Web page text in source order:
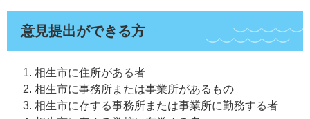
意見提出ができる方
相生市に住所がある者
相生市に事務所または事業所があるもの
相生市に存する事務所または事業所に勤務する者